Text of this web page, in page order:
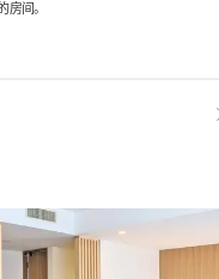
房间。